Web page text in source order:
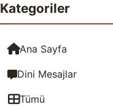
Kategoriler
Ana Sayfa
Dini Mesajlar
Tümü